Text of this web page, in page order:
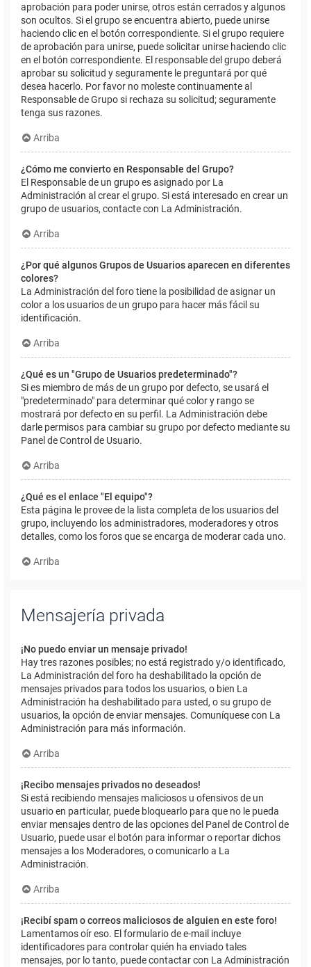
aprobación para poder unirse, otros están cerrados y algunos
son ocultos. Si el grupo se encuentra abierto, puede unirse
haciendo clic en el botón correspondiente. Si el grupo requiere
de aprobación para unirse, puede solicitar unirse haciendo clic
en el botón correspondiente. El responsable del grupo deberá
aprobar su solicitud y seguramente le preguntará por qué
desea hacerlo. Por favor no moleste continuamente al
Responsable de Grupo si rechaza su solicitud; seguramente
tenga sus razones.
Arriba
¿Cómo me convierto en Responsable del Grupo?
El Responsable de un grupo es asignado por La
Administración al crear el grupo. Si está interesado en crear un
grupo de usuarios, contacte con La Administración.
Arriba
¿Por qué algunos Grupos de Usuarios aparecen en diferentes
colores?
La Administración del foro tiene la posibilidad de asignar un
color a los usuarios de un grupo para hacer más fácil su
identificación.
Arriba
¿Qué es un "Grupo de Usuarios predeterminado"?
Si es miembro de más de un grupo por defecto, se usará el
"predeterminado" para determinar qué color y rango se
mostrará por defecto en su perfil. La Administración debe
darle permisos para cambiar su grupo por defecto mediante su
Panel de Control de Usuario.
Arriba
¿Qué es el enlace "El equipo"?
Esta página le provee de la lista completa de los usuarios del
grupo, incluyendo los administradores, moderadores y otros
detalles, como los foros que se encarga de moderar cada uno.
Arriba
Mensajería privada
¡No puedo enviar un mensaje privado!
Hay tres razones posibles; no está registrado y/o identificado,
La Administración del foro ha deshabilitado la opción de
mensajes privados para todos los usuarios, o bien La
Administración ha deshabilitado para usted, o su grupo de
usuarios, la opción de enviar mensajes. Comuníquese con La
Administración para más información.
Arriba
¡Recibo mensajes privados no deseados!
Si está recibiendo mensajes maliciosos u ofensivos de un
usuario en particular, puede bloquearlo para que no le pueda
enviar mensajes dentro de las opciones del Panel de Control de
Usuario, puede usar el botón para informar o reportar dichos
mensajes a los Moderadores, o comunicarlo a La
Administración.
Arriba
¡Recibí spam o correos maliciosos de alguien en este foro!
Lamentamos oír eso. El formulario de e-mail incluye
identificadores para controlar quién ha enviado tales
mensajes, por lo tanto, puede contactar con La Administración